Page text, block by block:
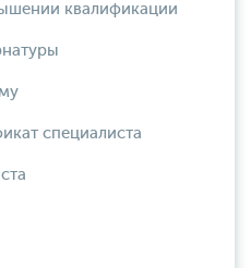
квалификации
специалиста